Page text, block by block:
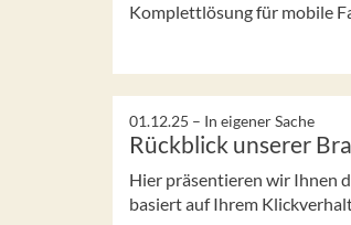
Komplettlösung für mobile
01.12.25 – In eigener Sache
Rückblick unserer
Hier präsentieren wir Ihnen
basiert auf Ihrem